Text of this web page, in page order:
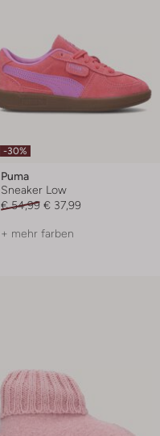
-30%
Puma
Sneaker Low
€ 54,99 € 37,99
+ mehr farben